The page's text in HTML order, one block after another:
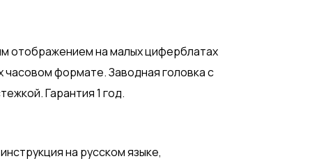
отображением на малых циферблатах
формате. Заводная головка с
Гарантия 1 год.
на русском языке,